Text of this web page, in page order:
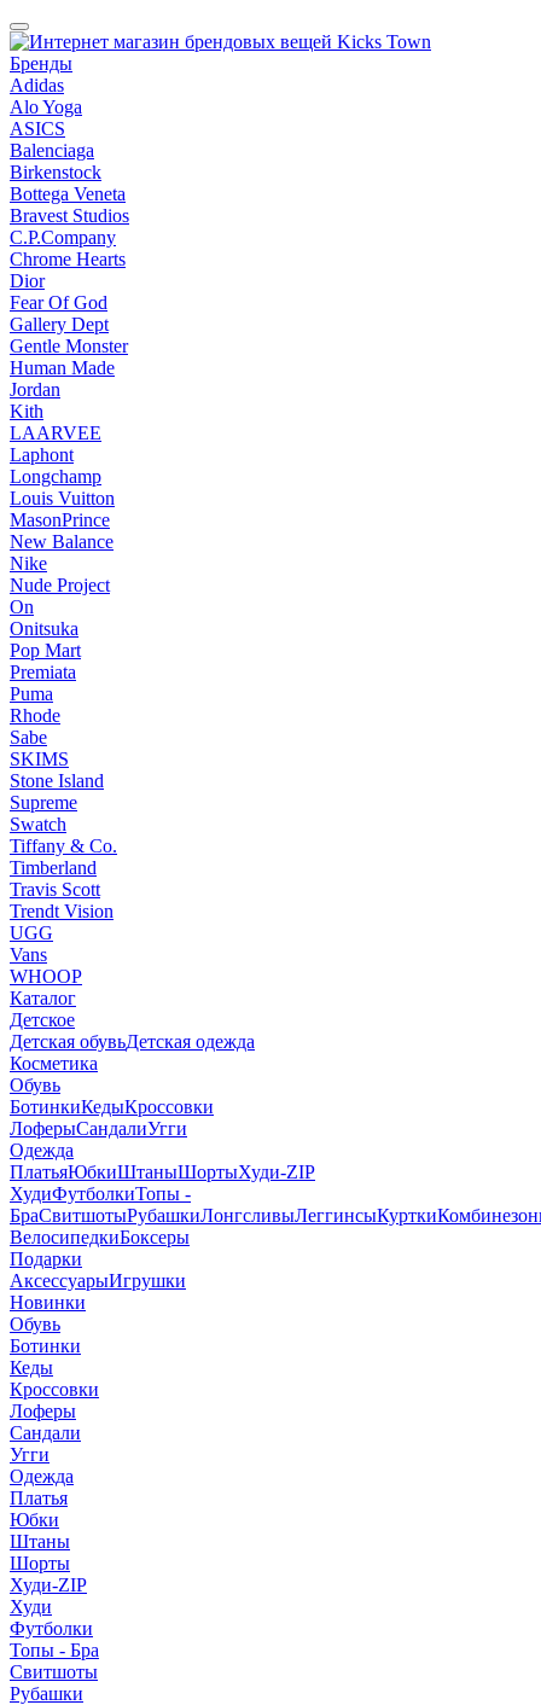
Бренды
Adidas
Alo Yoga
ASICS
Balenciaga
Birkenstock
Bottega Veneta
Bravest Studios
C.P.Company
Chrome Hearts
Dior
Fear Of God
Gallery Dept
Gentle Monster
Human Made
Jordan
Kith
LAARVEE
Laphont
Longchamp
Louis Vuitton
MasonPrince
New Balance
Nike
Nude Project
On
Onitsuka
Pop Mart
Premiata
Puma
Rhode
Sabe
SKIMS
Stone Island
Supreme
Swatch
Tiffany & Co.
Timberland
Travis Scott
Trendt Vision
UGG
Vans
WHOOP
Каталог
Детское
Детская обувьДетская одежда
Косметика
Обувь
БотинкиКедыКроссовки
ЛоферыСандалиУгги
Одежда
ПлатьяЮбкиШтаныШортыХуди-ZIP
ХудиФутболкиТопы -
БраСвитшотыРубашкиЛонгсливыЛеггинсыКуртки
ВелосипедкиБоксеры
Подарки
АксессуарыИгрушки
Новинки
Обувь
Ботинки
Кеды
Кроссовки
Лоферы
Сандали
Угги
Одежда
Платья
Юбки
Штаны
Шорты
Худи-ZIP
Худи
Футболки
Топы - Бра
Свитшоты
Рубашки